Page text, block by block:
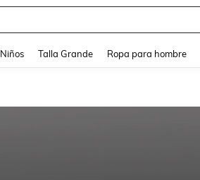
Niños Talla Grande Ropa para hombre